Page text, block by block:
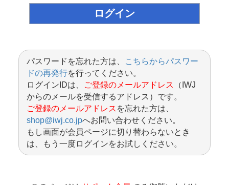
パスワードを忘れた方は、
こちらからパスワー
ドの再発行を行ってください。
ログインIDは、
ご登録のメールアドレス
（IWJ
からのメールを受信するアドレス）です。
ご登録のメールアドレス を忘れた方は、
shop@iwj.co.jpへお問い合わせください。
もし画面が会員ページに切り替わらないとき
は、もう一度ログインをお試しください。